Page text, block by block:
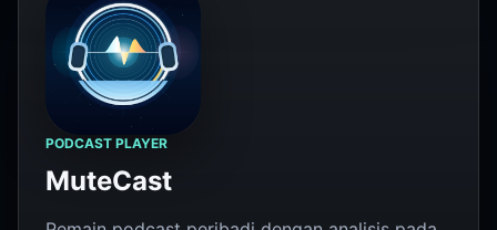
PODCAST PLAYER
MuteCast